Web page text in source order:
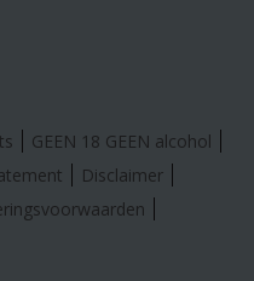
GEEN 18 GEEN alcohol
Disclaimer